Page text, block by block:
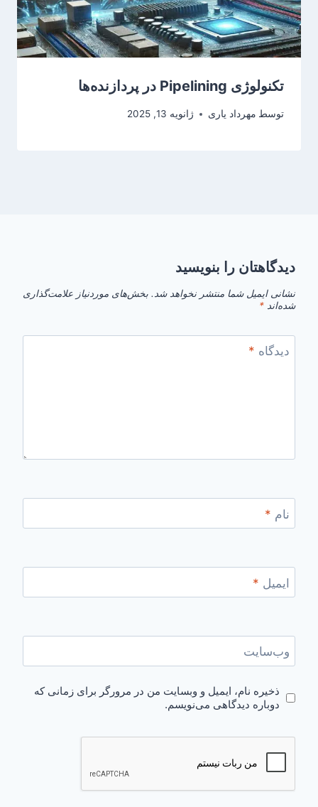
تکنولوژی Pipelining در پردازنده‌ها
توسط مهرداد یاری ژانویه 13, 2025
دیدگاهتان را بنویسید
نشانی ایمیل شما منتشر نخواهد شد. بخش‌های موردنیاز علامت‌گذاری
شده‌اند *
دیدگاه *
نام *
ایمیل *
وب‌سایت
ذخیره نام، ایمیل و وبسایت من در مرورگر برای زمانی که
دوباره دیدگاهی می‌نویسم.